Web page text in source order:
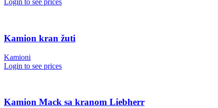
Login to see prices
Kamion kran žuti
Kamioni
Login to see prices
Kamion Mack sa kranom Liebherr